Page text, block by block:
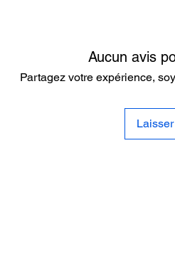
Aucun avis
Partagez votre expérience,